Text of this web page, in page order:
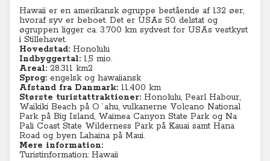
Hawaii er en amerikansk øgruppe bestående af 132 øer,
hvoraf syv er beboet. Det er USAs 50. delstat og
øgruppen ligger ca. 3.700 km sydvest for USAs vestkyst
i Stillehavet.
Hovedstad: Honolulu
Indbyggertal: 1,5 mio.
Areal: 28.311 km2
Sprog: engelsk og hawaiiansk
Afstand fra Danmark: 11.400 km
Største turistattraktioner: Honolulu, Pearl Habour,
Waikiki Beach på O´ahu, vulkanerne Volcano National
Park på Big Island, Waimea Canyon State Park og Na
Pali Coast State Wilderness Park på Kauai samt Hana
Road og byen Lahaina på Maui.
Mere information:
Turistinformation: Hawaii